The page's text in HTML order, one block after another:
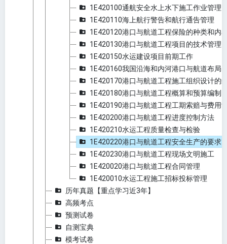
1E420100通航安全水上水下施工作业管理
1E420110海上航行警告和航行通告管理
1E420120港口与航道工程保险的种类和内
1E420130港口与航道工程项目的技术管理
1E420150水运建设项目前期工作
1E420160我国沿海和内河港口与航道布局
1E420170港口与航道工程施工组织设计的
1E420180港口与航道工程概算和预算编制
1E420190港口与航道工程工期索赔与费用
1E420200港口与航道工程进度控制方法
1E420210水运工程质量检查与检验
1E420220港口与航道工程安全生产的要求
1E420230港口与航道工程现场文明施工
1E420020港口与航道工程合同管理
1E420010水运工程施工招标投标管理
历年真题【重点学习近3年】
高频考点
预测试卷
自测宝典
模考试卷